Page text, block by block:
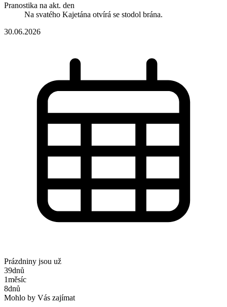
Pranostika na akt. den
Na svatého Kajetána otvírá se stodol brána.
30.06.2026
Prázdniny jsou už
39dnů
1měsíc
8dnů
Mohlo by Vás zajímat